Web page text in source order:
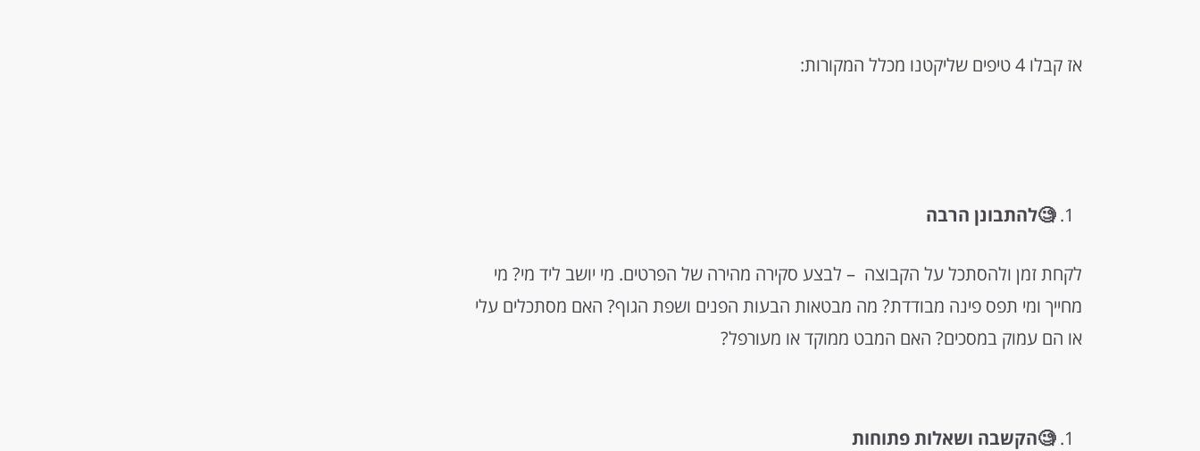
אז קבלו 4 טיפים שליקטנו מכלל המקורות:
🧐להתבונן הרבה
לקחת זמן ולהסתכל על הקבוצה – לבצע סקירה מהירה של הפרטים. מי יושב ליד מי? מי
מחייך ומי תפס פינה מבודדת? מה מבטאות הבעות הפנים ושפת הגוף? האם מסתכלים עלי
או הם עמוק במסכים? האם המבט ממוקד או מעורפל?
🧐הקשבה ושאלות פתוחות